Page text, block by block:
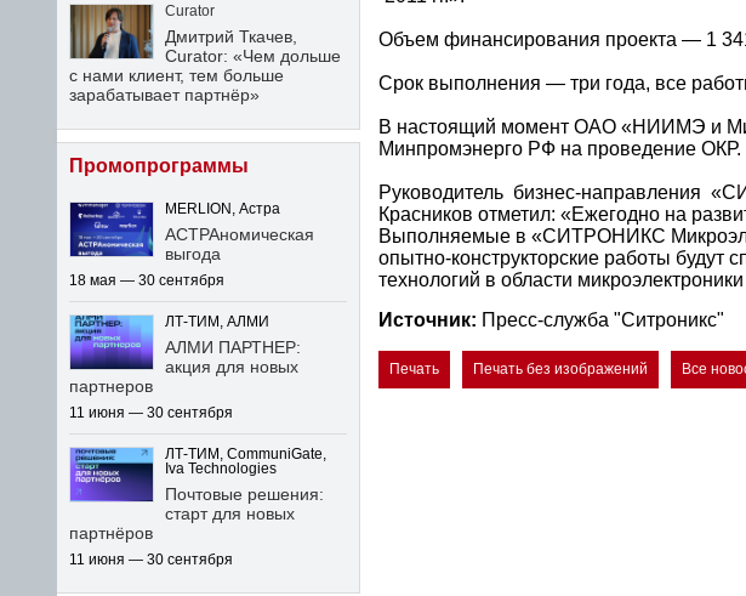
Объем финансирования проекта — 1
Срок выполнения — три года, все
В настоящий момент ОАО «НИИМЭ и
Минпромэнерго РФ на проведение ОКР.
Руководитель бизнес-направления
Красников отметил: «Ежегодно на
Выполняемые в «СИТРОНИКС
опытно-конструкторские работы будут
технологий в области
Источник: Пресс-служба "Ситроникс"
Печать Печать без изображений Все
Curator
Дмитрий Ткачев,
Curator: «Чем дольше
с нами клиент, тем больше
зарабатывает партнёр»
Промопрограммы
MERLION, Астра
АСТРАномическая
выгода
18 мая — 30 сентября
ЛТ-ТИМ, АЛМИ
АЛМИ ПАРТНЕР:
акция для новых
партнеров
11 июня — 30 сентября
ЛТ-ТИМ, CommuniGate,
Iva Technologies
Почтовые решения:
старт для новых
партнёров
11 июня — 30 сентября